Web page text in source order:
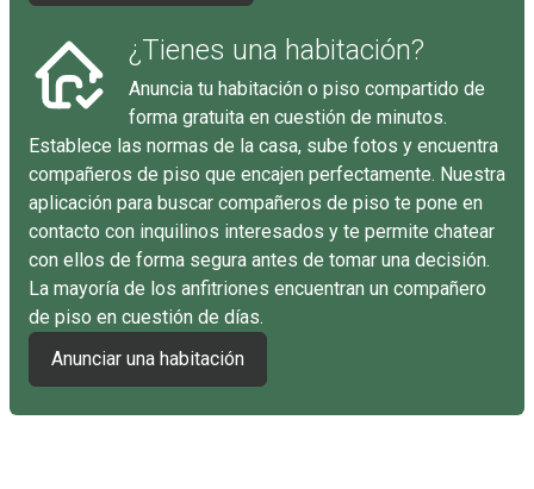
¿Tienes una habitación?
Anuncia tu habitación o piso compartido de
forma gratuita en cuestión de minutos.
Establece las normas de la casa, sube fotos y encuentra
compañeros de piso que encajen perfectamente. Nuestra
aplicación para buscar compañeros de piso te pone en
contacto con inquilinos interesados y te permite chatear
con ellos de forma segura antes de tomar una decisión.
La mayoría de los anfitriones encuentran un compañero
de piso en cuestión de días.
Anunciar una habitación